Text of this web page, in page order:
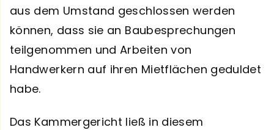
aus dem Umstand geschlossen werden
können, dass sie an Baubesprechungen
teilgenommen und Arbeiten von
Handwerkern auf ihren Mietflächen geduldet
habe.
Das Kammergericht ließ in diesem